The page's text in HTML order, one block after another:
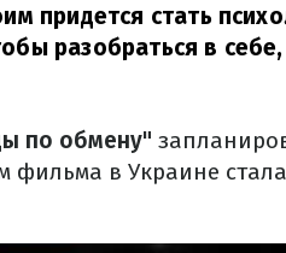
придется стать
разобраться в себе,
по обмену"
фильма в Украине